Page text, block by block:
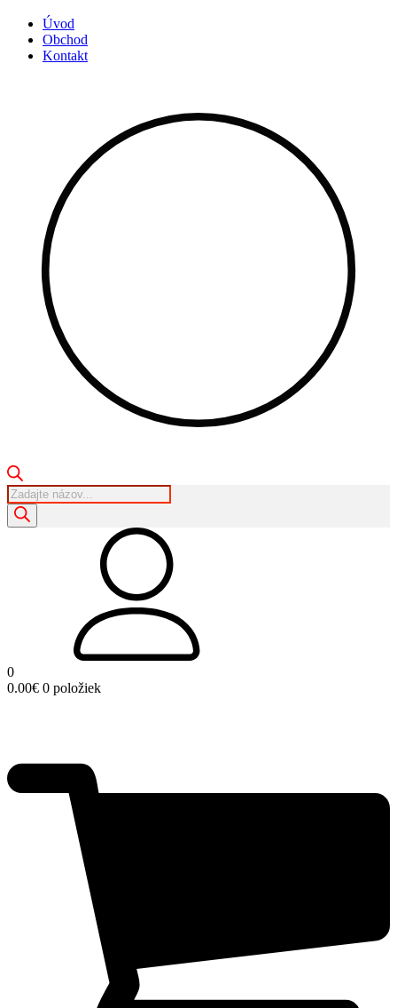
Úvod
Obchod
Kontakt
Products
search
0
0.00€ 0 položiek